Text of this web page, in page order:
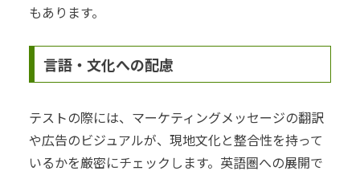
もあります。
言語・文化への配慮
テストの際には、マーケティングメッセージの翻訳
や広告のビジュアルが、現地文化と整合性を持って
いるかを厳密にチェックします。英語圏への展開で